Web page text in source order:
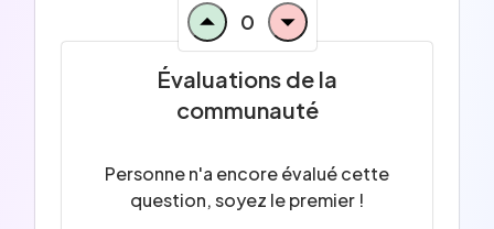
0
Évaluations de la
communauté
Personne n'a encore évalué cette
question, soyez le premier !